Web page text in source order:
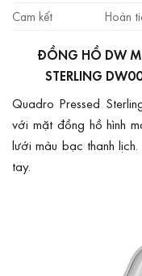
Cam kết Hoàn
ĐỒNG HỒ DW
STERLING
Quadro Pressed
với mặt đồng hồ hình
lưới màu bạc thanh
tay.